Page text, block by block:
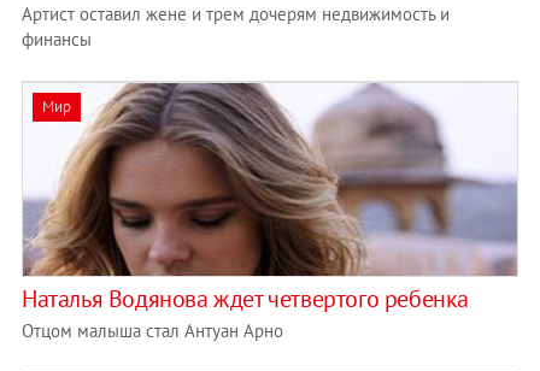
Артист оставил жене и трем дочерям недвижимость и
финансы
Мир
Наталья Водянова ждет четвертого ребенка
Отцом малыша стал Антуан Арно